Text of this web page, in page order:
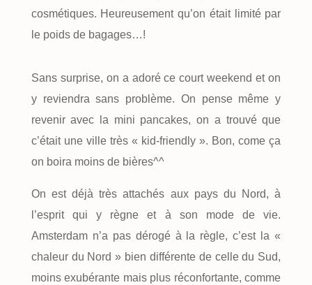
cosmétiques. Heureusement qu’on était limité par
le poids de bagages…!
Sans surprise, on a adoré ce court weekend et on
y reviendra sans problème. On pense même y
revenir avec la mini pancakes, on a trouvé que
c’était une ville très « kid-friendly ». Bon, come ça
on boira moins de bières^^
On est déjà très attachés aux pays du Nord, à
l’esprit qui y règne et à son mode de vie.
Amsterdam n’a pas dérogé à la règle, c’est la «
chaleur du Nord » bien différente de celle du Sud,
moins exubérante mais plus réconfortante, comme